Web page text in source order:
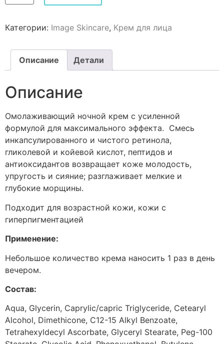
Категории: Image Skincare, Крем для лица
Описание Детали
Описание
Омолаживающий ночной крем с усиленной
формулой для максимального эффекта. Смесь
инкапсулированного и чистого ретинола,
гликолевой и койевой кислот, пептидов и
антиоксидантов возвращает коже молодость,
упругость и сияние; разглаживает мелкие и
глубокие морщины.
Подходит для возрастной кожи, кожи с
гиперпигментацией
Применение:
Небольшое количество крема наносить 1 раз в день
вечером.
Состав:
Aqua, Glycerin, Caprylic/capric Triglyceride, Cetearyl
Alcohol, Dimethicone, C12-15 Alkyl Benzoate,
Tetrahexyldecyl Ascorbate, Glyceryl Stearate, Peg-100